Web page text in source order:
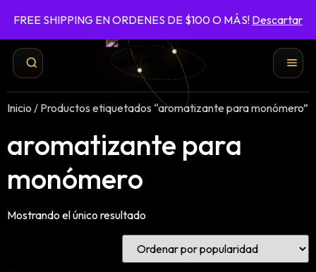
FREE SHIPPING EN ORDENES DE $100 O MÁS! Descartar
787-422-6161ENVÍO GRATIS EN ÓRDENES DE $100 O MÁS
Shampoo y Conditioner
Inicio / Productos etiquetados “aromatizante para monómero”
aromatizante para
monómero
Mostrando el único resultado